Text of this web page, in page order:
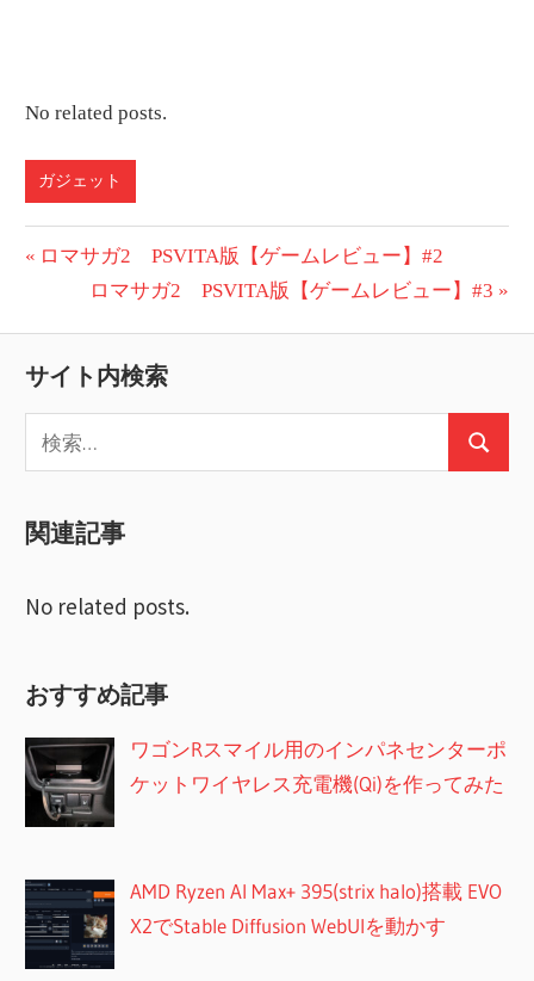
No related posts.
ガジェット
投
ビ
ゲ
シ
前
ロマサガ2 PSVITA版【ゲームレビュー】#2
次
投
稿:
ロマサガ2 PSVITA版【ゲームレビュー】#3
サイト内検索
索:
検
関連記事
No related posts.
おすすめ記事
ワゴンRスマイル用のインパネセンターポ
ケットワイヤレス充電機(Qi)を作ってみた
AMD Ryzen AI Max+ 395(strix halo)搭載 EVO
X2でStable Diffusion WebUIを動かす